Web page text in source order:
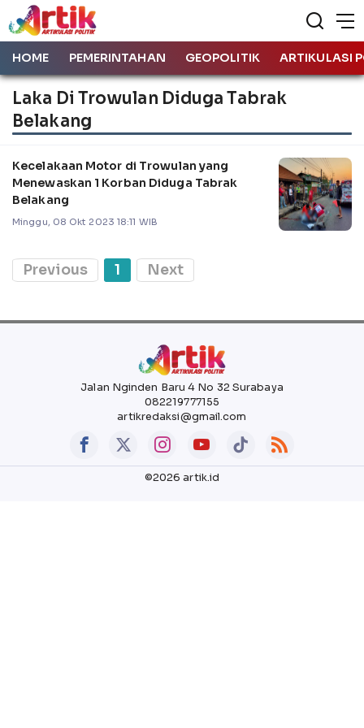
HOME PEMERINTAHAN GEOPOLITIK ARTIKULASI
Laka Di Trowulan Diduga Tabrak
Belakang
Kecelakaan Motor di Trowulan yang
Menewaskan 1 Korban Diduga Tabrak
Belakang
Minggu, 08 Okt 2023 18:11 WIB
Previous 1 Next
Jalan Nginden Baru 4 No 32 Surabaya
082219777155
artikredaksi@gmail.com
©2026 artik.id